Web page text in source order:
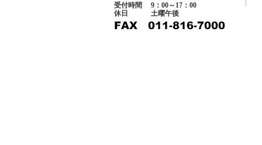
受付時間
9：00～17：00
休日
土曜午後